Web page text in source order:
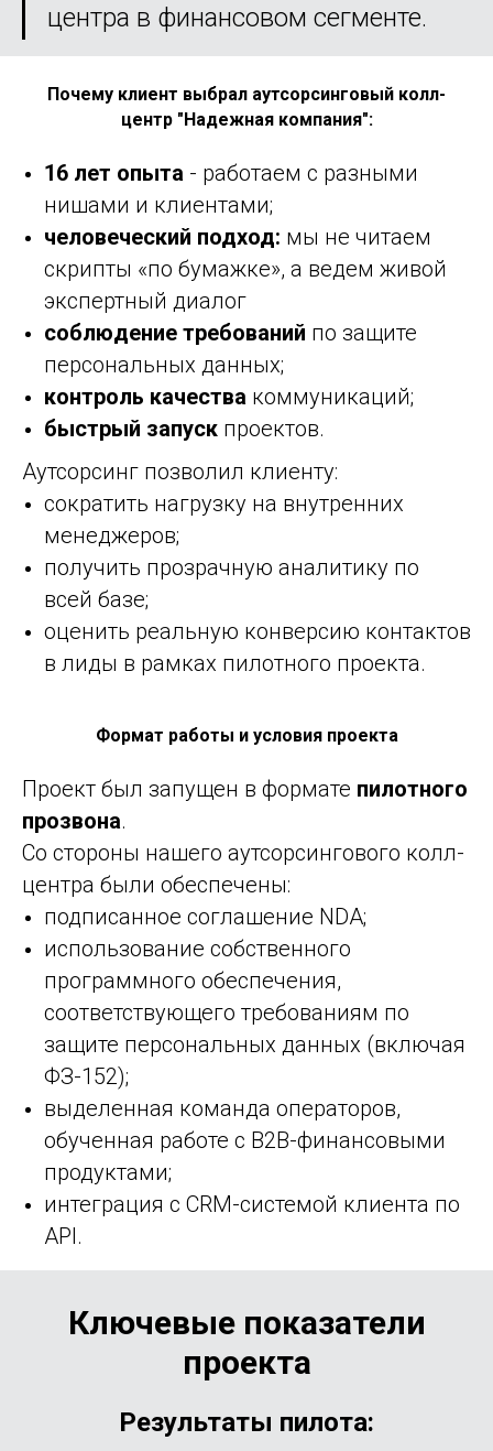
центра в финансовом сегменте.
Почему клиент выбрал аутсорсинговый колл-
центр "Надежная компания":
16 лет опыта - работаем с разными
нишами и клиентами;
человеческий подход: мы не читаем
скрипты «по бумажке», а ведем живой
экспертный диалог
соблюдение требований по защите
персональных данных;
контроль качества коммуникаций;
быстрый запуск проектов.
Аутсорсинг позволил клиенту:
сократить нагрузку на внутренних
менеджеров;
получить прозрачную аналитику по
всей базе;
оценить реальную конверсию контактов
в лиды в рамках пилотного проекта.
Формат работы и условия проекта
Проект был запущен в формате пилотного
прозвона.
Со стороны нашего аутсорсингового колл-
центра были обеспечены:
подписанное соглашение NDA;
использование собственного
программного обеспечения,
соответствующего требованиям по
защите персональных данных (включая
ФЗ-152);
выделенная команда операторов,
обученная работе с B2B-финансовыми
продуктами;
интеграция с CRM-системой клиента по
API.
Ключевые показатели
проекта
Результаты пилота: